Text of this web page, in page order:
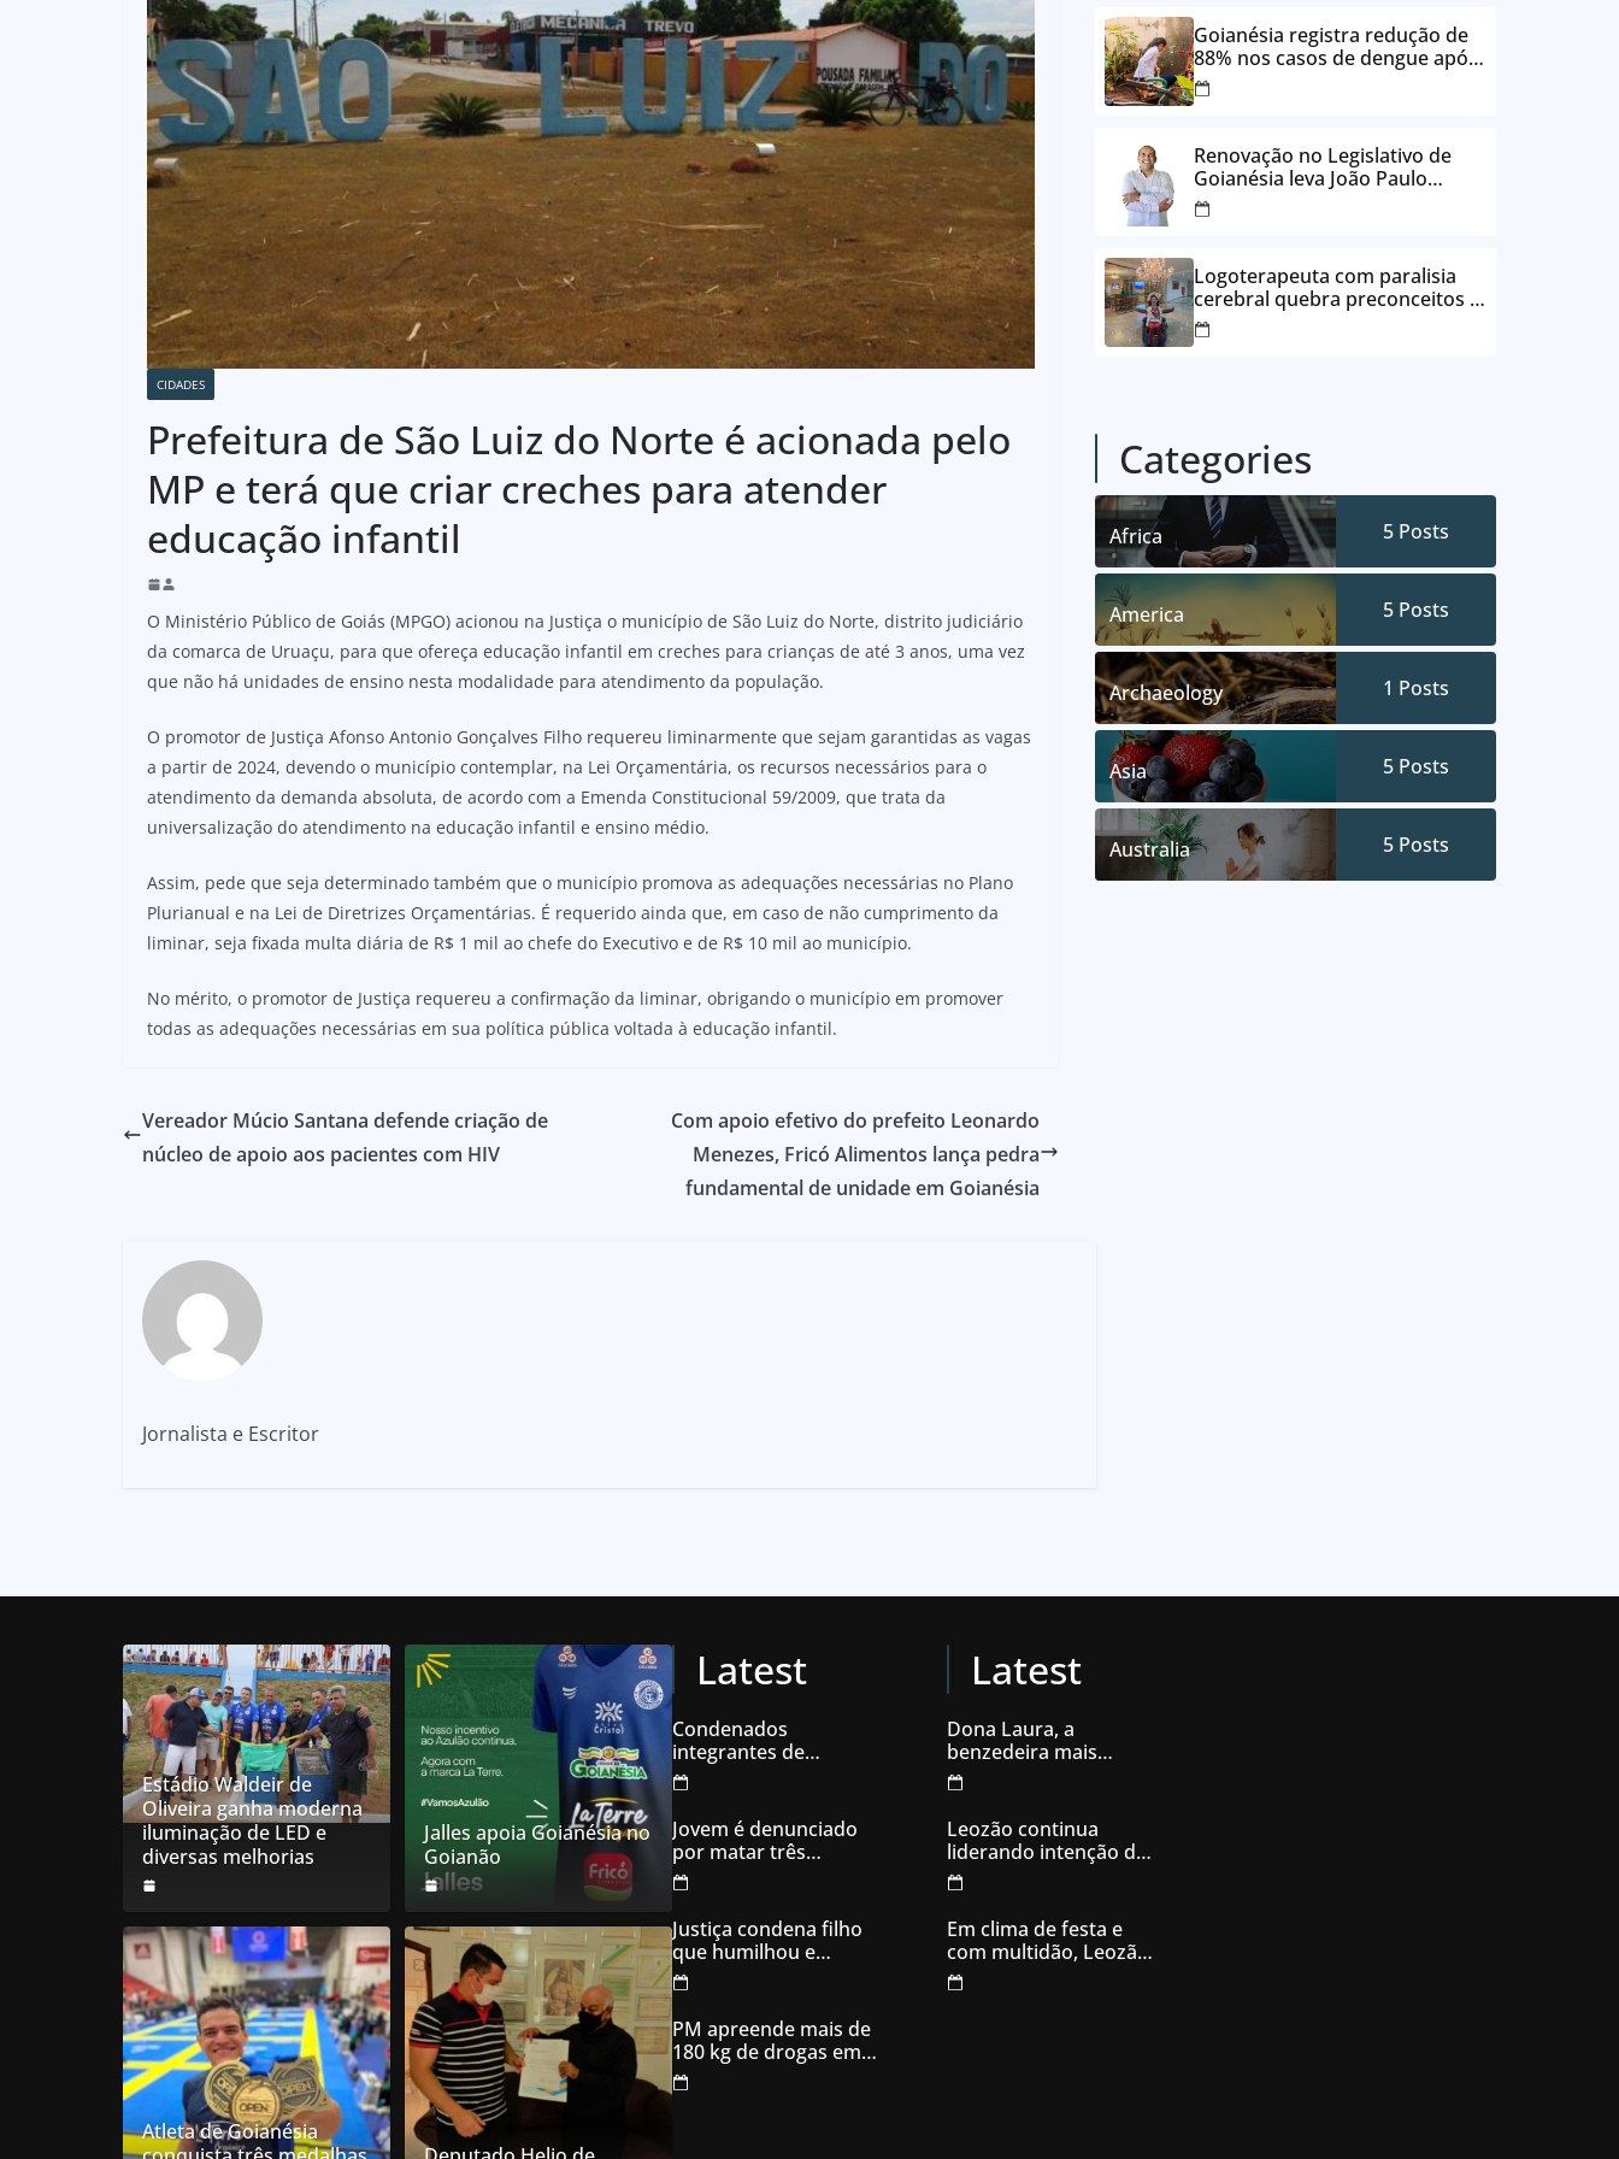
CIDADES
Prefeitura de São Luiz do Norte é acionada pelo
MP e terá que criar creches para atender
educação infantil
O Ministério Público de Goiás (MPGO) acionou na Justiça o município de São Luiz do Norte, distrito judiciário
da comarca de Uruaçu, para que ofereça educação infantil em creches para crianças de até 3 anos, uma vez
que não há unidades de ensino nesta modalidade para atendimento da população.
O promotor de Justiça Afonso Antonio Gonçalves Filho requereu liminarmente que sejam garantidas as vagas
a partir de 2024, devendo o município contemplar, na Lei Orçamentária, os recursos necessários para o
atendimento da demanda absoluta, de acordo com a Emenda Constitucional 59/2009, que trata da
universalização do atendimento na educação infantil e ensino médio.
Assim, pede que seja determinado também que o município promova as adequações necessárias no Plano
Plurianual e na Lei de Diretrizes Orçamentárias. É requerido ainda que, em caso de não cumprimento da
liminar, seja fixada multa diária de R$ 1 mil ao chefe do Executivo e de R$ 10 mil ao município.
No mérito, o promotor de Justiça requereu a confirmação da liminar, obrigando o município em promover
todas as adequações necessárias em sua política pública voltada à educação infantil.
Vereador Múcio Santana defende criação de
núcleo de apoio aos pacientes com HIV
Com apoio efetivo do prefeito Leonardo
Menezes, Fricó Alimentos lança pedra
fundamental de unidade em Goianésia
Jornalista e Escritor
Goianésia registra redução de
88% nos casos de dengue após
ações de prevenção da
Prefeitura
Renovação no Legislativo de
Goianésia leva João Paulo
Batista à Câmara Municipal
Logoterapeuta com paralisia
cerebral quebra preconceitos e
ajuda pacientes a reencontrar
propósito em Goianésia
Categories
Africa 5 Posts
America 5 Posts
Archaeology 1 Posts
Asia 5 Posts
Australia 5 Posts
Estádio Waldeir de
Oliveira ganha moderna
iluminação de LED e
diversas melhorias
Jalles apoia Goianésia no
Goianão
Atleta de Goianésia
Latest
Condenados
integrantes de
organização
criminosa acusados
de explodir caixas
eletrônicos
Jovem é denunciado
por matar três
filhotes de cachorro e
usar sangue para
ameaçar os donos,
em Aparecida de
Goiânia
Justiça condena filho
que humilhou e
ameaçou mãe idosa;
da prisão à sentença
condenatória foram
apenas 21 dias
PM apreende mais de
180 kg de drogas em
Goiás
Latest
Dona Laura, a
benzedeira mais
famosa de Goiás
Leozão continua
liderando intenção de
votos em Goianésia
Em clima de festa e
com multidão, Leozão
inaugura comitê de
campanha